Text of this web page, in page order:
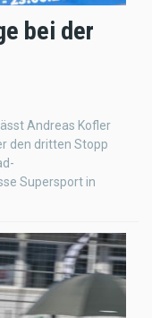
bei der
Andreas Kofler
den dritten Stopp
Supersport in